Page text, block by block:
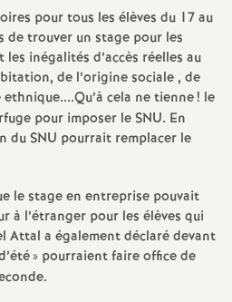
s
e
i
g
n
e
pour tous les élèves du 17 au
de trouver un stage pour les
inégalités d’accès réelles au
de l’origine sociale , de
cela ne tienne! le
pour imposer le SNU. En
du SNU pourrait remplacer le
le stage en entreprise pouvait
à l’étranger pour les élèves qui
Attal a également déclaré devant
» pourraient faire office de